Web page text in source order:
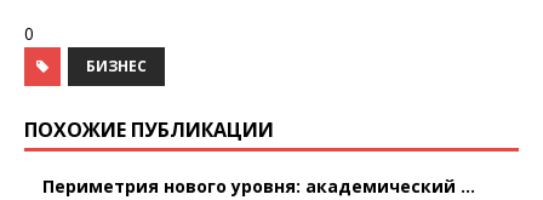
0
БИЗНЕС
ПОХОЖИЕ ПУБЛИКАЦИИ
Периметрия нового уровня: академический ...